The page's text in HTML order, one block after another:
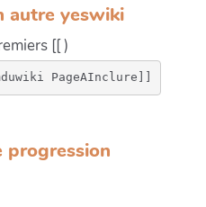
autre yeswiki
[[ )
progression